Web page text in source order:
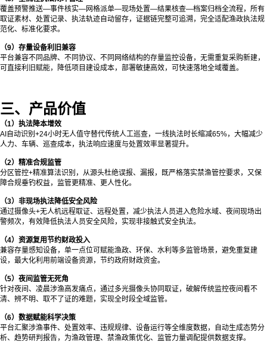
覆盖预警推送—事件核实—网格派单—现场处置—结果核查—档案归档全流程，所有
取证素材、处置记录、执法轨迹自动留存，证据链完整可追溯，完全适配渔政执法规
范化、标准化要求。
（9）存量设备利旧兼容
平台兼容不同品牌、不同协议、不同网络结构的存量监控设备，无需重复采购新建，
可直接利旧赋能，降低项目建设成本，部署敏捷高效，可快速落地全域覆盖。
三、产品价值
（1）执法降本增效
AI自动识别+24小时无人值守替代传统人工巡查，一线执法时长缩减65%，大幅减少
人力、车辆、巡查成本，执法响应速度与处置效率显著提升。
（2）精准合规监管
分区管控+精准算法识别，从源头杜绝误报、漏报，既严格落实禁渔管控要求，又保
障合规垂钓权益，监管更精准、更人性化。
（3）非现场执法降低安全风险
通过摄像头+无人机远程取证、远程处置，减少执法人员进入危险水域、夜间现场出
警频次，有效降低执法人员安全风险，实现非接触式安全执法。
（4）资源复用节约财政投入
兼容存量感知设备，单一点位可赋能渔政、环保、水利等多监管场景，避免重复建
设，最大化利用前端设备资源，节约政府财政资金。
（5）夜间监管无死角
针对夜间、凌晨涉渔高发痛点，通过多光摄像头协同取证，破解传统监控夜间看不
清、辨不明、取不了证的难题，实现全时段全域监管。
（6）数据赋能科学决策
平台汇聚涉渔事件、处置效率、违规规律、设备运行等全维度数据，自动生成态势分
析、趋势研判报告，为渔政管理、禁渔政策优化、监管力量调配提供数据支撑。